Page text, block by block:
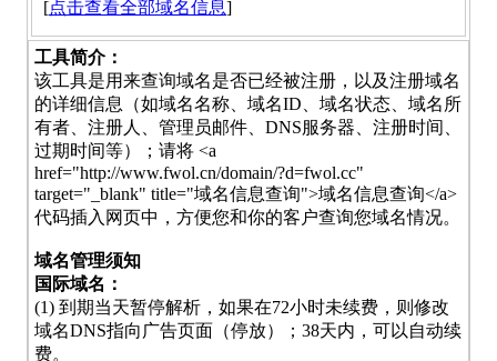
[点击查看全部域名信息]
工具简介：
该工具是用来查询域名是否已经被注册，以及注册域名
的详细信息（如域名名称、域名ID、域名状态、域名所
有者、注册人、管理员邮件、DNS服务器、注册时间、
过期时间等）；请将 <a
href="http://www.fwol.cn/domain/?d=fwol.cc"
target="_blank" title="域名信息查询">域名信息查询</a>
代码插入网页中，方便您和你的客户查询您域名情况。
域名管理须知
国际域名：
(1) 到期当天暂停解析，如果在72小时未续费，则修改
域名DNS指向广告页面（停放）；38天内，可以自动续
费。